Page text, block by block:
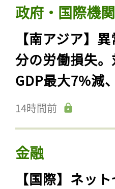
政府・国際機
【南アジア】
分の労働損失
GDP最大7%減
14時間前
金融
【国際】ネッ